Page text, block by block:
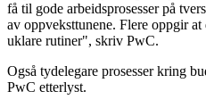
få til gode arbeidsprosesser på
av oppveksttunene. Flere oppgir
uklare rutiner", skriv PwC.
Også tydelegare prosesser kring
PwC etterlyst.